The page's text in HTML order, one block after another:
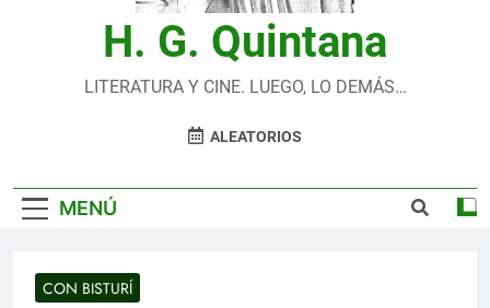
H. G. Quintana
LITERATURA Y CINE. LUEGO, LO DEMÁS…
ALEATORIOS
MENÚ
CON BISTURÍ